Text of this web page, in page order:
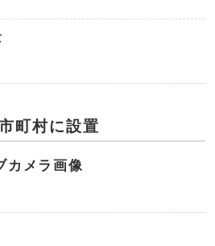
町村に設置
カメラ画像